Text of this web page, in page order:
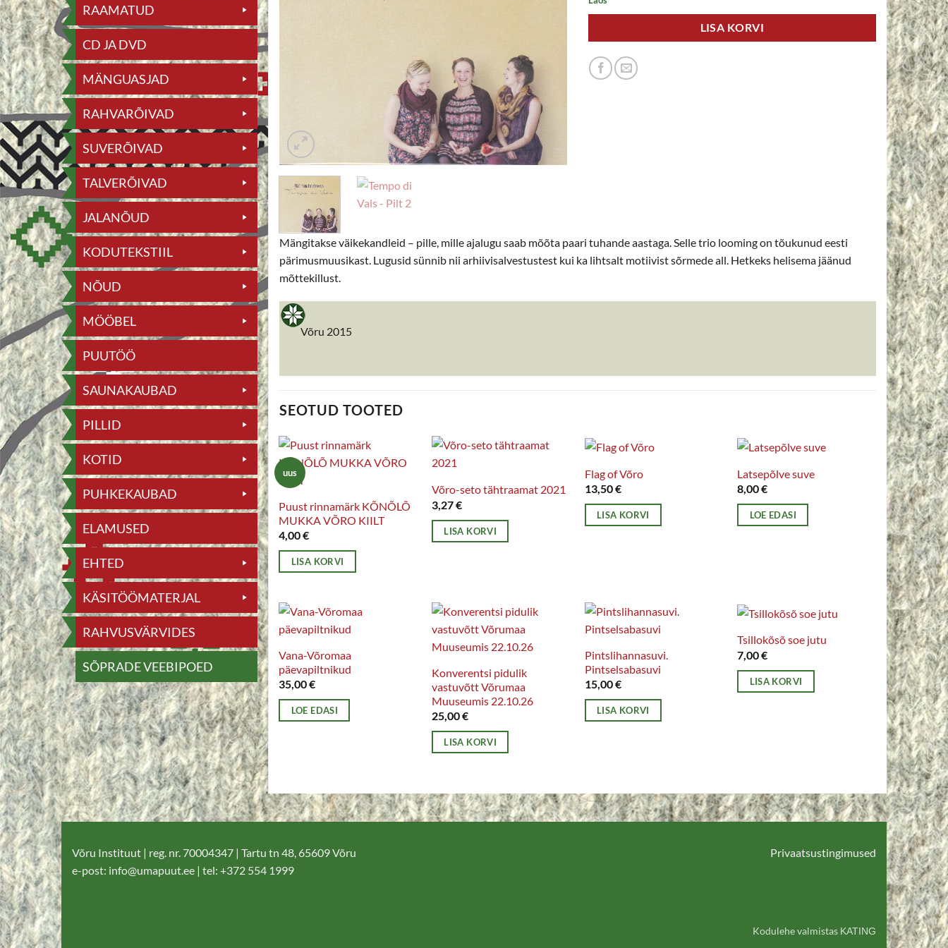
RAAMATUD
CD JA DVD
MÄNGUASJAD
RAHVARÕIVAD
SUVERÕIVAD
TALVERÕIVAD
JALANÕUD
KODUTEKSTIIL
NÕUD
MÖÖBEL
PUUTÖÖ
SAUNAKAUBAD
PILLID
KOTID
PUHKEKAUBAD
ELAMUSED
EHTED
KÄSITÖÖMATERJAL
RAHVUSVÄRVIDES
SÕPRADE VEEBIPOED
LISA KORVI
Mängitakse väikekandleid – pille, mille ajalugu saab mõõta paari tuhande aastaga. Selle trio looming on tõukunud eesti
pärimusmuusikast. Lugusid sünnib nii arhiivisalvestustest kui ka lihtsalt motiivist sõrmede all. Hetkeks helisema jäänud
mõttekillust.
Võru 2015
SEOTUD TOOTED
uus
Puust rinnamärk KÕNÕLÕ
MUKKA VÕRO KIILT
4,00€
LISA KORVI
Võro-seto tähtraamat 2021
3,27€
LISA KORVI
Flag of Võro
13,50€
LISA KORVI
Latsepõlve suve
8,00€
LOE EDASI
Vana-Võromaa
päevapiltnikud
35,00€
LOE EDASI
Konverentsi pidulik
vastuvõtt Võrumaa
Muuseumis 22.10.26
25,00€
LISA KORVI
Pintslihannasuvi.
Pintselsabasuvi
15,00€
LISA KORVI
Tsillokõsõ soe jutu
7,00€
LISA KORVI
Võru Instituut | reg. nr. 70004347 | Tartu tn 48, 65609 Võru
e-post: info@umapuut.ee | tel: +372 554 1999
Privaatsustingimused
Kodulehe valmistas KATING